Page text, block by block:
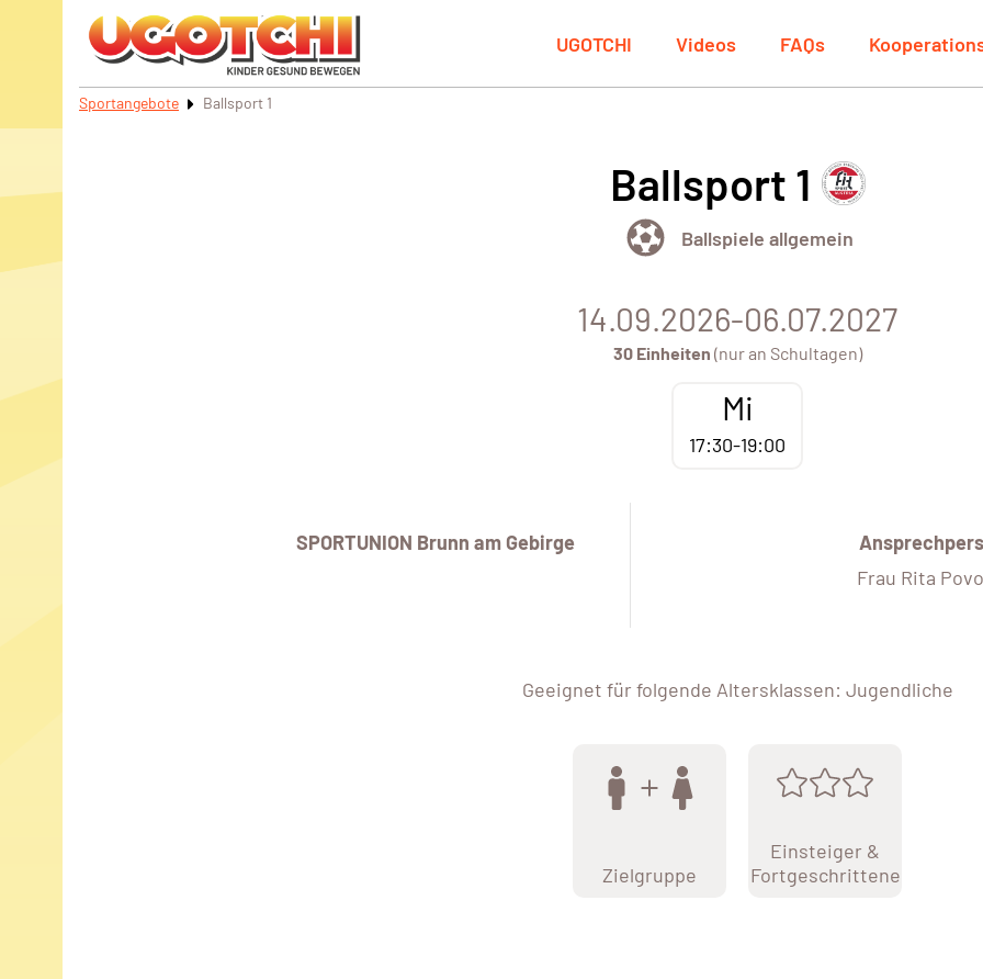
UGOTCHI Videos FAQs
Sportangebote Ballsport 1
Ballsport 1
Ballspiele allgemein
14.09.2026-06.07.2027
30 Einheiten (nur an Schultagen)
Mi
17:30-19:00
SPORTUNION Brunn am Gebirge
Frau Rita
Geeignet für folgende Altersklassen: Jugendliche
Zielgruppe
Einsteiger &
Fortgeschrittene